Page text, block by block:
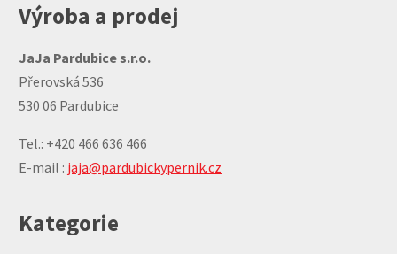
Výroba a prodej
JaJa Pardubice s.r.o.
Přerovská 536
530 06 Pardubice
Tel.: +420 466 636 466
E-mail : jaja@pardubickypernik.cz
Kategorie